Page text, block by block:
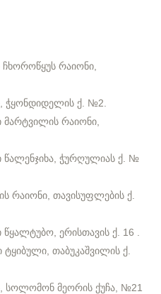
რაიონი,
ჭყონდიდელის ქ. №2.
რაიონი,
წალენჯიხა, ჭურღულიას ქ. №
რაიონი, თავისუფლების ქ.
ერისთავის ქ. 16 .
თაბუკაშვილის ქ.
სოლომონ მეორის ქუჩა, №21